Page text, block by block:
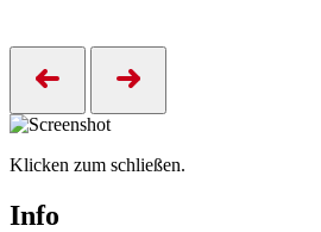
Klicken zum schließen.
Info